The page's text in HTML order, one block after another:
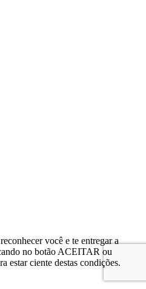
você e te entregar a
no botão ACEITAR ou
estar ciente destas condições.